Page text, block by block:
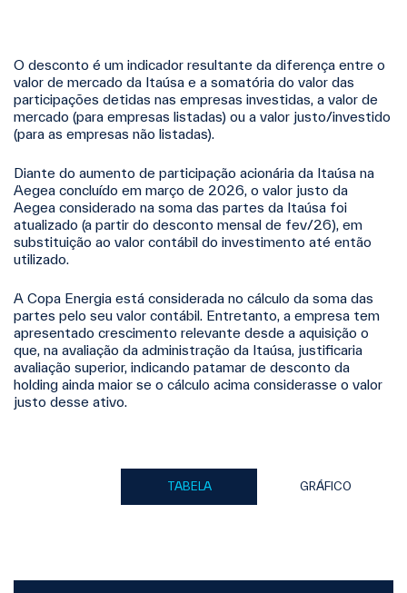
O desconto é um indicador resultante da diferença entre o
valor de mercado da Itaúsa e a somatória do valor das
participações detidas nas empresas investidas, a valor de
mercado (para empresas listadas) ou a valor justo/investido
(para as empresas não listadas).
Diante do aumento de participação acionária da Itaúsa na
Aegea concluído em março de 2026, o valor justo da
Aegea considerado na soma das partes da Itaúsa foi
atualizado (a partir do desconto mensal de fev/26), em
substituição ao valor contábil do investimento até então
utilizado.
A Copa Energia está considerada no cálculo da soma das
partes pelo seu valor contábil. Entretanto, a empresa tem
apresentado crescimento relevante desde a aquisição o
que, na avaliação da administração da Itaúsa, justificaria
avaliação superior, indicando patamar de desconto da
holding ainda maior se o cálculo acima considerasse o valor
justo desse ativo.
TABELA GRÁFICO